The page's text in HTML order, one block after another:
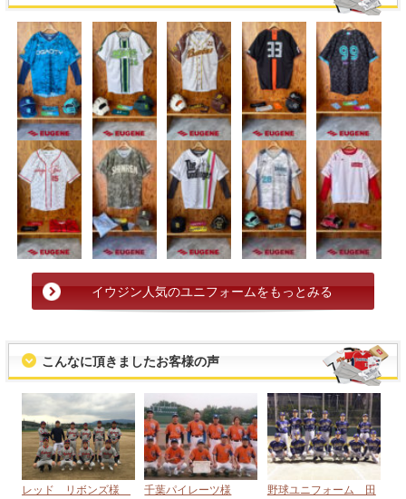
イウジン人気のユニフォームをもっとみる
こんなに頂きましたお客様の声
レッド リボンズ様
千葉パイレーツ様
野球ユニフォーム 田